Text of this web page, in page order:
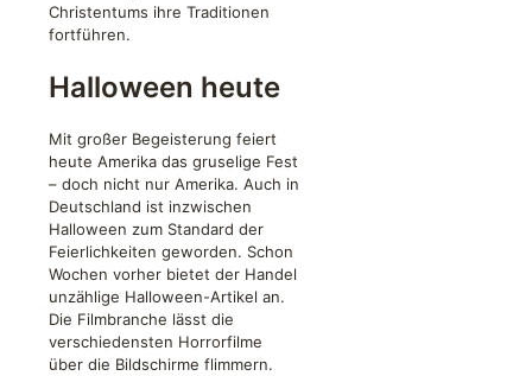
Christentums ihre Traditionen
fortführen.
Halloween heute
Mit großer Begeisterung feiert
heute Amerika das gruselige Fest
– doch nicht nur Amerika. Auch in
Deutschland ist inzwischen
Halloween zum Standard der
Feierlichkeiten geworden. Schon
Wochen vorher bietet der Handel
unzählige Halloween-Artikel an.
Die Filmbranche lässt die
verschiedensten Horrorfilme
über die Bildschirme flimmern.